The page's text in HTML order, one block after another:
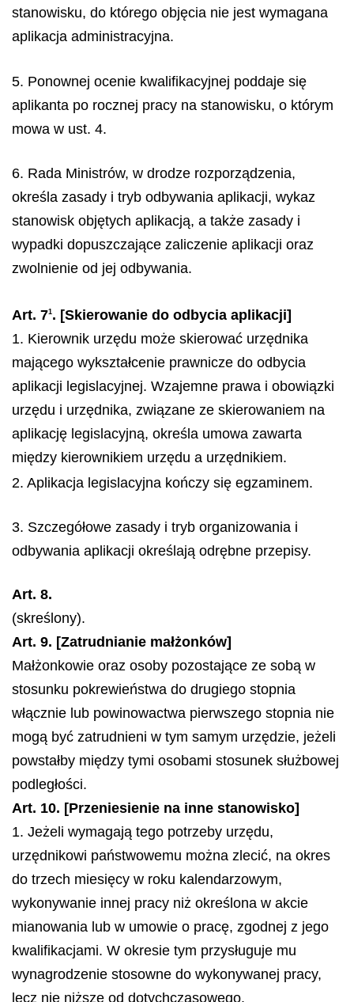
stanowisku, do którego objęcia nie jest wymagana
aplikacja administracyjna.
5. Ponownej ocenie kwalifikacyjnej poddaje się
aplikanta po rocznej pracy na stanowisku, o którym
mowa w ust. 4.
6. Rada Ministrów, w drodze rozporządzenia,
określa zasady i tryb odbywania aplikacji, wykaz
stanowisk objętych aplikacją, a także zasady i
wypadki dopuszczające zaliczenie aplikacji oraz
zwolnienie od jej odbywania.
Art. 71 . [Skierowanie do odbycia aplikacji]
1. Kierownik urzędu może skierować urzędnika
mającego wykształcenie prawnicze do odbycia
aplikacji legislacyjnej. Wzajemne prawa i obowiązki
urzędu i urzędnika, związane ze skierowaniem na
aplikację legislacyjną, określa umowa zawarta
między kierownikiem urzędu a urzędnikiem.
2. Aplikacja legislacyjna kończy się egzaminem.
3. Szczegółowe zasady i tryb organizowania i
odbywania aplikacji określają odrębne przepisy.
Art. 8.
(skreślony).
Art. 9. [Zatrudnianie małżonków]
Małżonkowie oraz osoby pozostające ze sobą w
stosunku pokrewieństwa do drugiego stopnia
włącznie lub powinowactwa pierwszego stopnia nie
mogą być zatrudnieni w tym samym urzędzie, jeżeli
powstałby między tymi osobami stosunek służbowej
podległości.
Art. 10. [Przeniesienie na inne stanowisko]
1. Jeżeli wymagają tego potrzeby urzędu,
urzędnikowi państwowemu można zlecić, na okres
do trzech miesięcy w roku kalendarzowym,
wykonywanie innej pracy niż określona w akcie
mianowania lub w umowie o pracę, zgodnej z jego
kwalifikacjami. W okresie tym przysługuje mu
wynagrodzenie stosowne do wykonywanej pracy,
lecz nie niższe od dotychczasowego.